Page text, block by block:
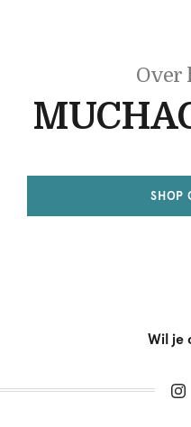
Over
SHOP
Wil je